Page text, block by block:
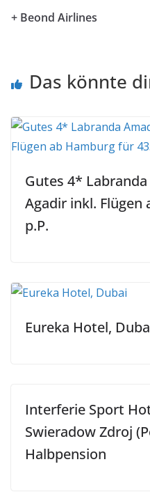
+ Beond Airlines
Das könnte
Gutes 4*
Agadir inkl. Flügen
p.P.
Eureka Hotel,
Interferie Sport
Swieradow Zdroj
Halbpension